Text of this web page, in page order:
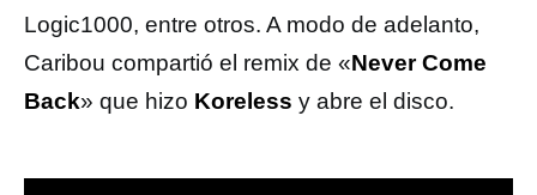
Logic1000, entre otros. A modo de adelanto,
Caribou compartió el remix de «Never Come
Back» que hizo Koreless y abre el disco.